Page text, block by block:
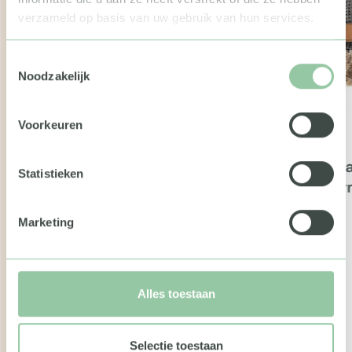
verzameld op basis van uw gebruik van hun services.
Noodzakelijk
Voorkeuren
Statistieken
Marketing
Alles toestaan
Selectie toestaan
Dille & Kamille giftcard